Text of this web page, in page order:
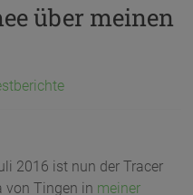
über meinen
2016 ist nun der Tracer
von Tingen in meiner